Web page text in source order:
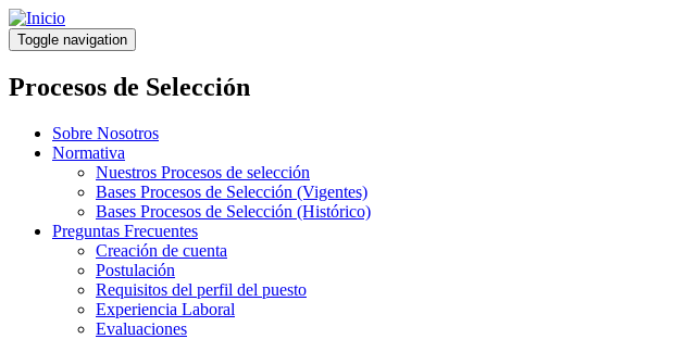
Pasar
al
contenido
principal
Toggle navigation
Procesos de Selección
Sobre Nosotros
Normativa
Nuestros Procesos de selección
Bases Procesos de Selección (Vigentes)
Bases Procesos de Selección (Histórico)
Preguntas Frecuentes
Creación de cuenta
Postulación
Requisitos del perfil del puesto
Experiencia Laboral
Evaluaciones